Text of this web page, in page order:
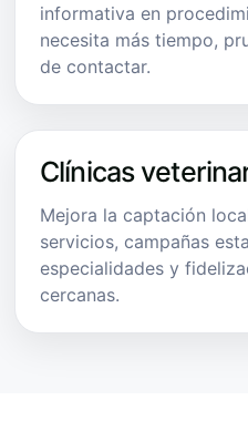
informativa en
necesita más tiempo,
de contactar.
Clínicas
Mejora la captación
servicios, campañas
especialidades y
cercanas.